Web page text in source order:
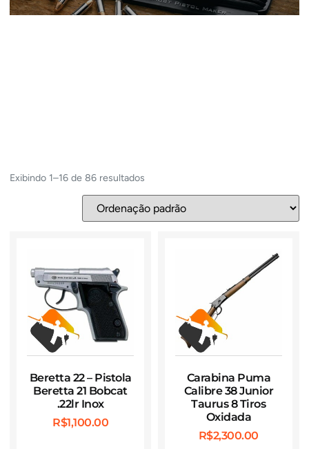
Exibindo 1–16 de 86 resultados
Beretta 22 – Pistola
Beretta 21 Bobcat
.22lr Inox
R$1,100.00
Carabina Puma
Calibre 38 Junior
Taurus 8 Tiros
Oxidada
R$2,300.00